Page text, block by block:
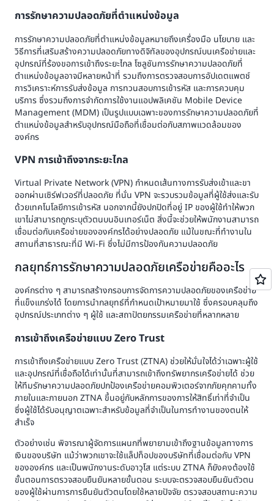
การรักษาความปลอดภัยที่ตำแหน่งข้อมูล
การรักษาความปลอดภัยที่ตำแหน่งข้อมูลหมายถึงเครื่องมือ นโยบาย และ
วิธีการที่เสริมสร้างความปลอดภัยทางดิจิทัลของอุปกรณ์บนเครือข่ายและ
อุปกรณ์ที่ร้องขอการเข้าถึงระยะไกล โซลูชันการรักษาความปลอดภัยที่
ตำแหน่งข้อมูลอาจมีหลายหน้าที่ รวมถึงการตรวจสอบการอัปเดตแพตช์
การวิเคราะห์การรับส่งข้อมูล การทวนสอบการเข้ารหัส และการควบคุม
บริการ ซึ่งรวมถึงการจำกัดการใช้งานแอปพลิเคชัน Mobile Device
Management (MDM) เป็นรูปแบบเฉพาะของการรักษาความปลอดภัยที่
ตำแหน่งข้อมูลสำหรับอุปกรณ์มือถือที่เชื่อมต่อกับสภาพแวดล้อมของ
องค์กร
VPN การเข้าถึงจากระยะไกล
Virtual Private Network (VPN) กำหนดเส้นทางการรับส่งเข้าและขา
ออกผ่านเซิร์ฟเวอร์ที่ปลอดภัย ที่นั่น VPN จะรวบรวมข้อมูลที่ผู้ใช้ส่งและรับ
ด้วยเทคโนโลยีการเข้ารหัส นอกจากนี้ยังปกปิดที่อยู่ IP ของผู้ใช้ทำให้พวก
เขาไม่สามารถถูกระบุตัวตนบนอินเทอร์เน็ต สิ่งนี้จะช่วยให้พนักงานสามารถ
เชื่อมต่อกับเครือข่ายขององค์กรได้อย่างปลอดภัย แม้ในขณะที่ทำงานใน
สถานที่สาธารณะที่มี Wi-Fi ซึ่งไม่มีการป้องกันความปลอดภัย
กลยุทธ์การรักษาความปลอดภัยเครือข่ายคืออะไร
องค์กรต่าง ๆ สามารถสร้างกรอบการจัดการความปลอดภัยของเครือข่าย
ที่แข็งแกร่งได้ โดยการนำกลยุทธ์ที่กำหนดเป้าหมายมาใช้ ซึ่งครอบคลุมถึง
อุปกรณ์ประเภทต่าง ๆ ผู้ใช้ และสถาปัตยกรรมเครือข่ายที่หลากหลาย
การเข้าถึงเครือข่ายแบบ Zero Trust
การเข้าถึงเครือข่ายแบบ Zero Trust (ZTNA) ช่วยให้มั่นใจได้ว่าเฉพาะผู้ใช้
และอุปกรณ์ที่เชื่อถือได้เท่านั้นที่สามารถเข้าถึงทรัพยากรเครือข่ายได้ ช่วย
ให้ทีมรักษาความปลอดภัยปกป้องเครือข่ายคอมพิวเตอร์จากภัยคุกคามทั้ง
ภายในและภายนอก ZTNA ขึ้นอยู่กับหลักการของการให้สิทธิ์เท่าที่จำเป็น
ซึ่งผู้ใช้ได้รับอนุญาตเฉพาะสำหรับข้อมูลที่จำเป็นในการทำงานของตนให้
สำเร็จ
ตัวอย่างเช่น พิจารณาผู้จัดการแผนกที่พยายามเข้าถึงฐานข้อมูลทางการ
เงินของบริษัท แม้ว่าพวกเขาจะใช้แล็ปท็อปของบริษัทที่เชื่อมต่อกับ VPN
ขององค์กร และเป็นพนักงานระดับอาวุโส แต่ระบบ ZTNA ก็ยังคงต้องใช้
ขั้นตอนการตรวจสอบยืนยันหลายขั้นตอน ระบบจะตรวจสอบยืนยันตัวตน
ของผู้ใช้ผ่านการการยืนยันตัวตนโดยใช้หลายปัจจัย ตรวจสอบสถานะความ